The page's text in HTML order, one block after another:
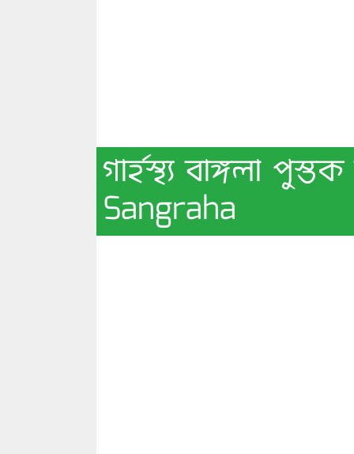
গার্হস্থ্য বাঙ্গলা
Sangraha